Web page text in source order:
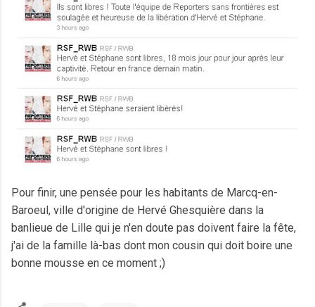
Pour finir, une pensée pour les habitants de Marcq-en-
Baroeul, ville d'origine de Hervé Ghesquière dans la
banlieue de Lille qui je n'en doute pas doivent faire la fête,
j'ai de la famille là-bas dont mon cousin qui doit boire une
bonne mousse en ce moment ;)